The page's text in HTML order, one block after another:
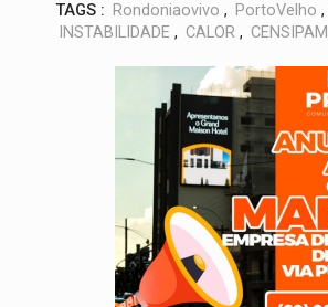
TAGS : Rondoniaovivo , PortoVelho ,
INSTABILIDADE , CALOR , CENSIPAM